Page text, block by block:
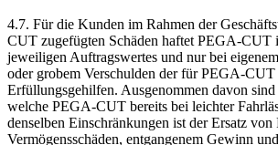
4.7. Für die Kunden im Rahmen der
CUT zugefügten Schäden haftet PEGA-CUT
jeweiligen Auftragswertes und nur bei
oder grobem Verschulden der für PEGA-CUT
Erfüllungsgehilfen. Ausgenommen davon sind
welche PEGA-CUT bereits bei leichter
denselben Einschränkungen ist der Ersatz von
Vermögensschäden, entgangenem Gewinn